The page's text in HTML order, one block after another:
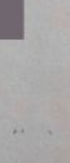
under hela
efter 169 651
000 kilometer
hon.
en ny
den långa
nästa rapport